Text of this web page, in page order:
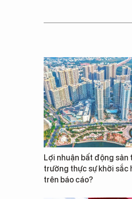
Lợi nhuận bất động sản
trường thực sự khởi sắc
trên báo cáo?